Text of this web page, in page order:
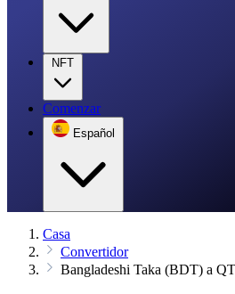
NFT
Comenzar
Español
Casa
Convertidor
Bangladeshi Taka (BDT) a